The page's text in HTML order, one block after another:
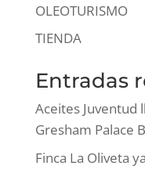
OLEOTURISMO
TIENDA
Entradas
Aceites Juventud
Gresham Palace
Finca La Oliveta